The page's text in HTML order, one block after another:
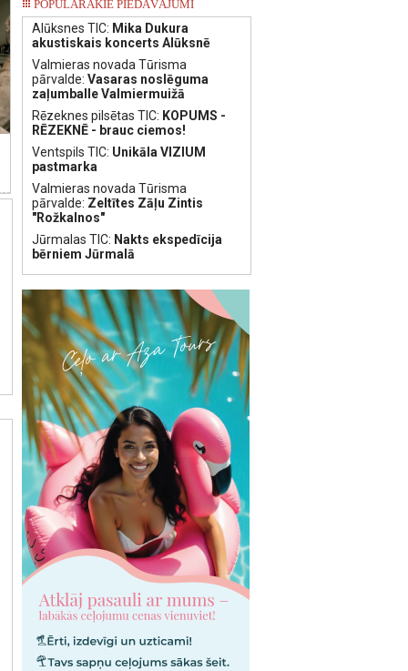
POPULĀRAKIE PIEDĀVĀJUMI
Alūksnes TIC: Mika Dukura
akustiskais koncerts Alūksnē
Valmieras novada Tūrisma
pārvalde: Vasaras noslēguma
zaļumballe Valmiermuižā
Rēzeknes pilsētas TIC: KOPUMS -
RĒZEKNĒ - brauc ciemos!
Ventspils TIC: Unikāla VIZIUM
pastmarka
Valmieras novada Tūrisma
pārvalde: Zeltītes Zāļu Zintis
"Rožkalnos"
Jūrmalas TIC: Nakts ekspedīcija
bērniem Jūrmalā